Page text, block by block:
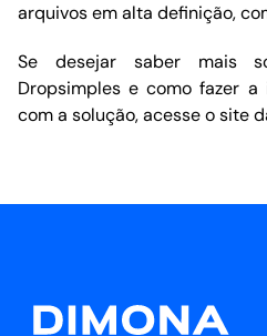
arquivos em alta definição,
Se desejar saber mais
Dropsimples e como fazer
com a solução, acesse o site